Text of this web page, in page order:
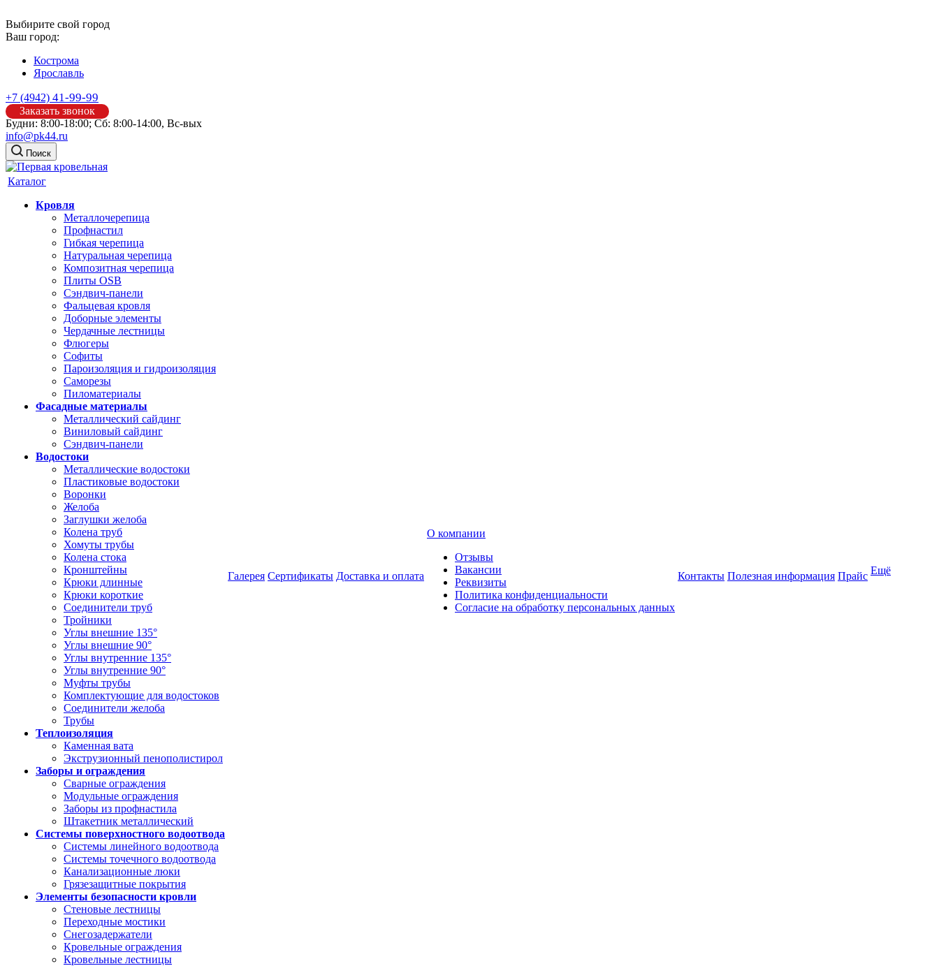
Выбирите свой город
Ваш город:
Кострома
Ярославль
+7 (4942) 41-99-99
Заказать звонок
Будни: 8:00-18:00; Сб: 8:00-14:00, Вс-вых
info@pk44.ru
Поиск
Каталог
Кровля
Металлочерепица
Профнастил
Гибкая черепица
Натуральная черепица
Композитная черепица
Плиты OSB
Сэндвич-панели
Фальцевая кровля
Доборные элементы
Чердачные лестницы
Флюгеры
Софиты
Пароизоляция и гидроизоляция
Саморезы
Пиломатериалы
Фасадные материалы
Металлический сайдинг
Виниловый сайдинг
Сэндвич-панели
Водостоки
Металлические водостоки
Пластиковые водостоки
Воронки
Желоба
Заглушки желоба
Колена труб
Хомуты трубы
Колена стока
Кронштейны
Крюки длинные
Крюки короткие
Соединители труб
Тройники
Углы внешние 135°
Углы внешние 90°
Углы внутренние 135°
Углы внутренние 90°
Муфты трубы
Комплектующие для водостоков
Соединители желоба
Трубы
Теплоизоляция
Каменная вата
Экструзионный пенополистирол
Заборы и ограждения
Сварные ограждения
Модульные ограждения
Заборы из профнастила
Штакетник металлический
Системы поверхностного водоотвода
Системы линейного водоотвода
Системы точечного водоотвода
Канализационные люки
Грязезащитные покрытия
Элементы безопасности кровли
Стеновые лестницы
Переходные мостики
Снегозадержатели
Кровельные ограждения
Кровельные лестницы
Галерея Сертификаты Доставка и оплата
О компании
Отзывы
Вакансии
Реквизиты
Политика конфиденциальности
Согласие на обработку персональных данных
Контакты Полезная информация Прайс Ещё